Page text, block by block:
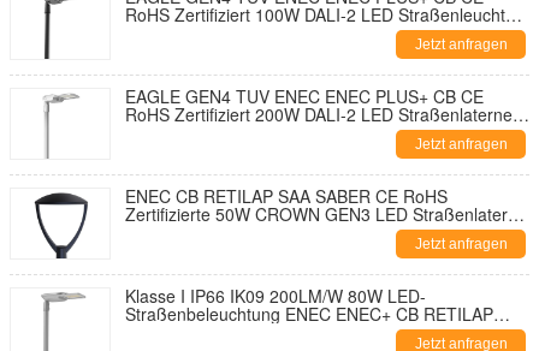
RoHS Zertifiziert 100W DALI-2 LED Straßenleuchte
195lm/W Mit 7-PIN NEMA Sockel Shorting Cap und
10KV SPD Werkzeuglose Öffnung und
Selbstreinigendes Design
Jetzt anfragen
EAGLE GEN4 TUV ENEC ENEC PLUS+ CB CE
RoHS Zertifiziert 200W DALI-2 LED Straßenlaterne
195lm/W Mit 7-PIN NEMA Sockel Kurzschlusskappe
und 10KV SPD Werkzeuglose Öffnung und
Selbstreinigendes Design
Jetzt anfragen
ENEC CB RETILAP SAA SABER CE RoHS
Zertifizierte 50W CROWN GEN3 LED Straßenlaterne
DALI Stadtstraßenlaterne Gartenleuchte INMETRO
Jetzt anfragen
Klasse I IP66 IK09 200LM/W 80W LED-
Straßenbeleuchtung ENEC ENEC+ CB RETILAP
SAA INMETRO Zhaga-D4i Zertifiziert 10 Jahre
Jetzt anfragen